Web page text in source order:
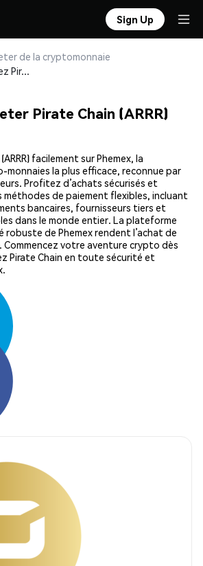
Sign Up
de la cryptomonnaie
Achetez et stockez Pirate Chain (ARRR) en toute sécurité
Pirate Chain (ARRR)
facilement sur Phemex, la
la plus efficace, reconnue par
Profitez d’achats sécurisés et
méthodes de paiement flexibles, incluant
bancaires, fournisseurs tiers et
dans le monde entier. La plateforme
de Phemex rendent l’achat de
Commencez votre aventure crypto dès
Pirate Chain en toute sécurité et